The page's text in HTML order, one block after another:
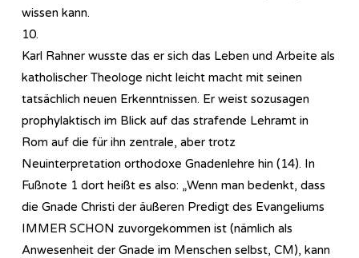
wissen kann.
10.
Karl Rahner wusste das er sich das Leben und Arbeite als
katholischer Theologe nicht leicht macht mit seinen
tatsächlich neuen Erkenntnissen. Er weist sozusagen
prophylaktisch im Blick auf das strafende Lehramt in
Rom auf die für ihn zentrale, aber trotz
Neuinterpretation orthodoxe Gnadenlehre hin (14). In
Fußnote 1 dort heißt es also: „Wenn man bedenkt, dass
die Gnade Christi der äußeren Predigt des Evangeliums
IMMER SCHON zuvorgekommen ist (nämlich als
Anwesenheit der Gnade im Menschen selbst, CM), kann